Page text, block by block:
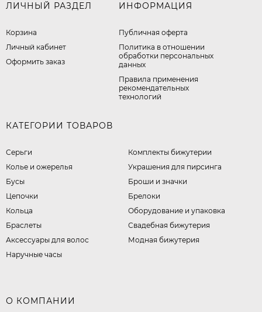
ЛИЧНЫЙ РАЗДЕЛ
Корзина
Личный кабинет
Оформить заказ
ИНФОРМАЦИЯ
Публичная оферта
​Политика в отношении
обработки персональных
данных
Правила применения
рекомендательных
технологий
КАТЕГОРИИ ТОВАРОВ
Серьги
Колье и ожерелья
Бусы
Цепочки
Кольца
Браслеты
Аксессуары для волос
Наручные часы
Комплекты бижутерии
Украшения для пирсинга
Броши и значки
Брелоки
Оборудование и упаковка
Свадебная бижутерия
Модная бижутерия
О КОМПАНИИ